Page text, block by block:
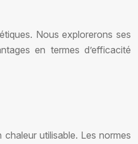
Nous explorerons ses
en termes d’efficacité
utilisable. Les normes